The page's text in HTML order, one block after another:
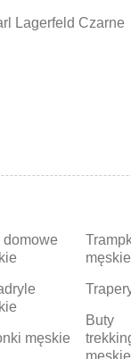
Lagerfeld Czarne
domowe
męskie
męskie
Buty